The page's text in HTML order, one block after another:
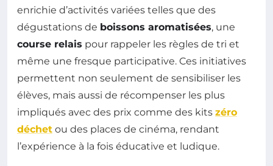
enrichie d’activités variées telles que des
dégustations de boissons aromatisées, une
course relais pour rappeler les règles de tri et
même une fresque participative. Ces initiatives
permettent non seulement de sensibiliser les
élèves, mais aussi de récompenser les plus
impliqués avec des prix comme des kits zéro
déchet ou des places de cinéma, rendant
l’expérience à la fois éducative et ludique.